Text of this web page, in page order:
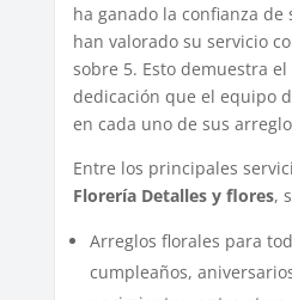
ha ganado la confianza
han valorado su servicio
sobre 5. Esto demuestra
dedicación que el equipo
en cada uno de sus
Entre los principales
Florería Detalles y flores,
Arreglos florales para
cumpleaños,